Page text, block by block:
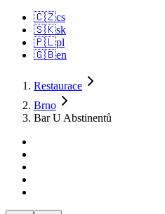
🇨🇿cs
🇸🇰sk
🇵🇱pl
🇬🇧en
Restaurace
Brno
Bar U Abstinentů